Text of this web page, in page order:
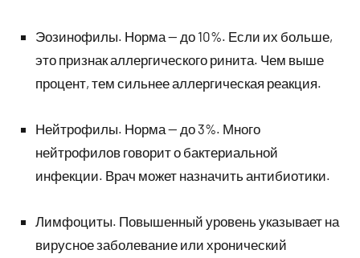
Эозинофилы. Норма — до 10%. Если их больше,
это признак аллергического ринита. Чем выше
процент, тем сильнее аллергическая реакция.
Нейтрофилы. Норма — до 3%. Много
нейтрофилов говорит о бактериальной
инфекции. Врач может назначить антибиотики.
Лимфоциты. Повышенный уровень указывает на
вирусное заболевание или хронический